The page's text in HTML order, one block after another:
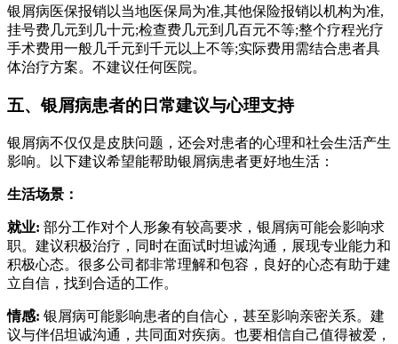
银屑病医保报销以当地医保局为准,其他保险报销以机构为准,
挂号费几元到几十元;检查费几元到几百元不等;整个疗程光疗
手术费用一般几千元到千元以上不等;实际费用需结合患者具
体治疗方案。不建议任何医院。
五、银屑病患者的日常建议与心理支持
银屑病不仅仅是皮肤问题，还会对患者的心理和社会生活产生
影响。以下建议希望能帮助银屑病患者更好地生活：
生活场景：
就业: 部分工作对个人形象有较高要求，银屑病可能会影响求
职。建议积极治疗，同时在面试时坦诚沟通，展现专业能力和
积极心态。很多公司都非常理解和包容，良好的心态有助于建
立自信，找到合适的工作。
情感: 银屑病可能影响患者的自信心，甚至影响亲密关系。建
议与伴侣坦诚沟通，共同面对疾病。也要相信自己值得被爱，